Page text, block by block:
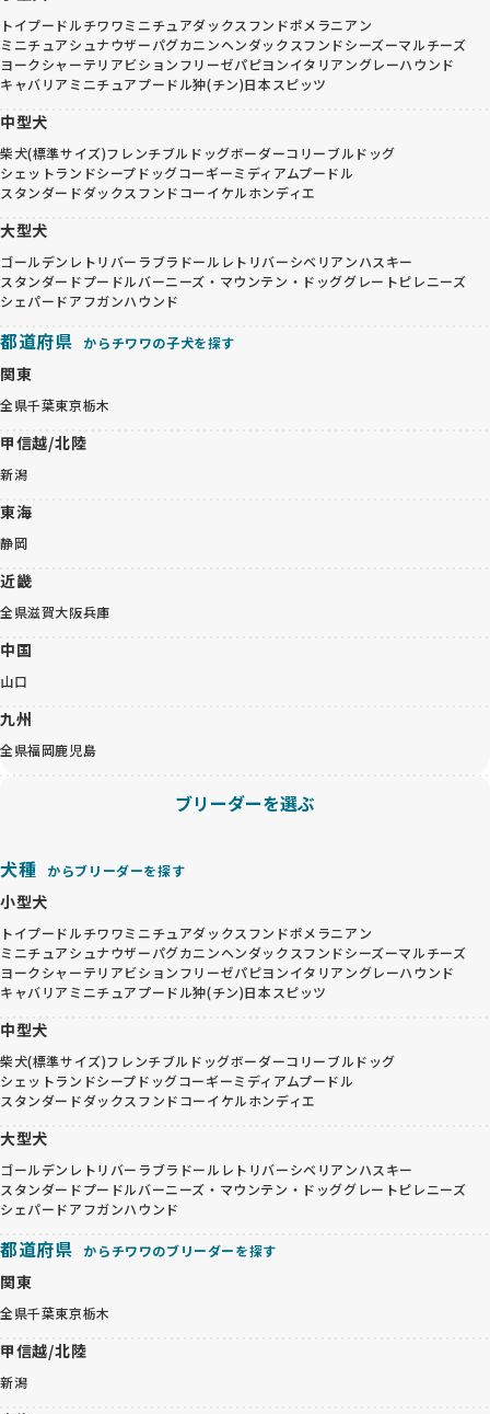
トイプードルチワワミニチュアダックスフンドポメラニアン
ミニチュアシュナウザーパグカニンヘンダックスフンドシーズーマルチーズ
ヨークシャーテリアビションフリーゼパピヨンイタリアングレーハウンド
キャバリア ミニチュアプードル狆(チン)日本スピッツ
中型犬
柴犬(標準サイズ)フレンチブルドッグボーダーコリーブルドッグ
シェットランドシープドッグコーギーミディアムプードル
スタンダードダックスフンドコーイケルホンディエ
大型犬
ゴールデンレトリバー ラブラドールレトリバーシベリアンハスキー
スタンダードプードルバーニーズ・マウンテン・ドッググレートピレニーズ
シェパードアフガンハウンド
都道府県 からチワワの子犬を探す
関東
全県千葉東京栃木
甲信越/北陸
新潟
東海
静岡
近畿
全県滋賀大阪兵庫
中国
山口
九州
全県福岡鹿児島
ブリーダーを選ぶ
犬種 からブリーダーを探す
小型犬
トイプードルチワワミニチュアダックスフンドポメラニアン
ミニチュアシュナウザーパグカニンヘンダックスフンドシーズーマルチーズ
ヨークシャーテリアビションフリーゼパピヨンイタリアングレーハウンド
キャバリア ミニチュアプードル狆(チン)日本スピッツ
中型犬
柴犬(標準サイズ)フレンチブルドッグボーダーコリーブルドッグ
シェットランドシープドッグコーギーミディアムプードル
スタンダードダックスフンドコーイケルホンディエ
大型犬
ゴールデンレトリバー ラブラドールレトリバーシベリアンハスキー
スタンダードプードルバーニーズ・マウンテン・ドッググレートピレニーズ
シェパードアフガンハウンド
都道府県 からチワワのブリーダーを探す
関東
全県千葉東京栃木
甲信越/北陸
新潟